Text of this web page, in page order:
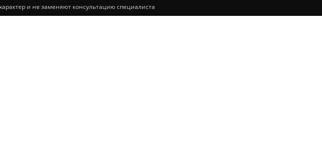
и не заменяют консультацию специалиста